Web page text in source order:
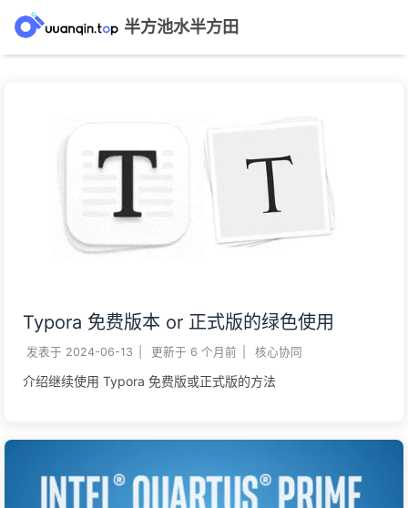
半方池水半方田
Typora 免费版本 or 正式版的绿色使用
发表于 2024-06-13 更新于 6 个月前 核心协同
介绍继续使用 Typora 免费版或正式版的方法